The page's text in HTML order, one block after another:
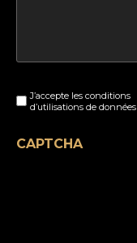
titreJ’accepte les conditions
d’utilisations de données
CAPTCHA